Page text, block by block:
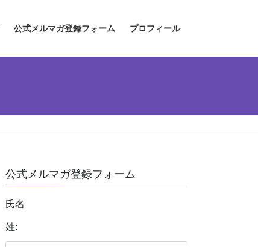
公式メルマガ登録フォーム プロフィール
公式メルマガ登録フォーム
氏名
姓: